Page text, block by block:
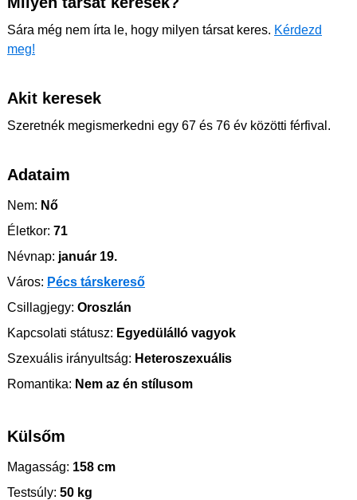
Sára még nem írta le, hogy milyen társat keres. Kérdezd
meg!
Akit keresek
Szeretnék megismerkedni egy 67 és 76 év közötti férfival.
Adataim
Nem: Nő
Életkor: 71
Névnap: január 19.
Város: Pécs társkereső
Csillagjegy: Oroszlán
Kapcsolati státusz: Egyedülálló vagyok
Szexuális irányultság: Heteroszexuális
Romantika: Nem az én stílusom
Külsőm
Magasság: 158 cm
Testsúly: 50 kg